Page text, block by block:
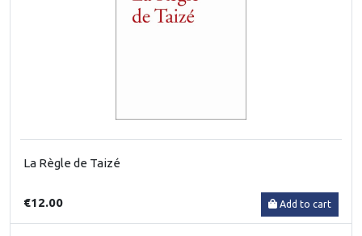
La Règle de Taizé
€12.00 Add to cart